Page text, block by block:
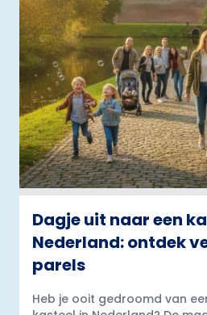
Dagje uit naar een
Nederland: ontdek
parels
Heb je ooit gedroomd van